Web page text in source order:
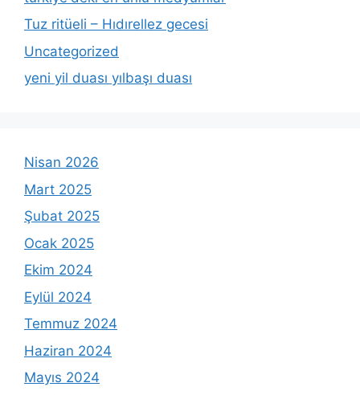
Tuz ritüeli – Hıdırellez gecesi
Uncategorized
yeni yil duası yılbaşı duası
Nisan 2026
Mart 2025
Şubat 2025
Ocak 2025
Ekim 2024
Eylül 2024
Temmuz 2024
Haziran 2024
Mayıs 2024